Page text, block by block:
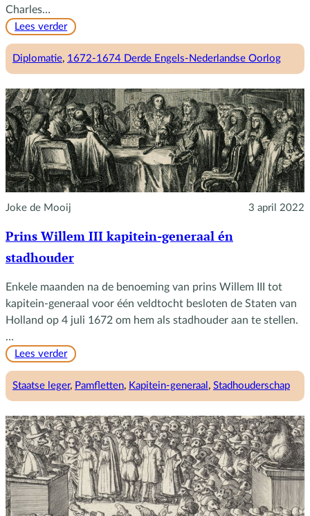
Charles…
Lees verder:
III
II
Diplomatie, 1672-1674 Derde Engels-Nederlandse Oorlog
Joke de Mooij 3 april 2022
Prins Willem III kapitein-generaal én
stadhouder
Enkele maanden na de benoeming van prins Willem III tot
kapitein-generaal voor één veldtocht besloten de Staten van
Holland op 4 juli 1672 om hem als stadhouder aan te stellen.
…
Lees verder:
Willem
generaal
én
stadhouder
Staatse leger, Pamfletten, Kapitein-generaal , Stadhouderschap